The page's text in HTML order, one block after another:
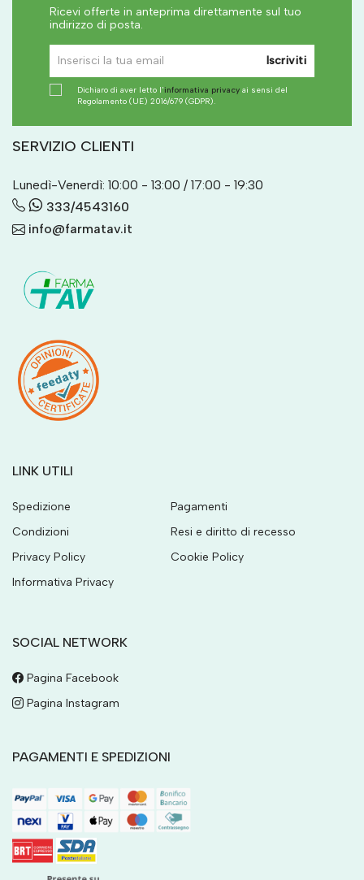
Ricevi offerte in anteprima direttamente sul tuo
indirizzo di posta.
Iscriviti
Dichiaro di aver letto l'informativa privacy ai sensi del
Regolamento (UE) 2016/679 (GDPR).
SERVIZIO CLIENTI
Lunedì-Venerdì: 10:00 - 13:00 / 17:00 - 19:30
333/4543160
info@farmatav.it
LINK UTILI
Spedizione
Pagamenti
Condizioni
Resi e diritto di recesso
Privacy Policy
Cookie Policy
Informativa Privacy
SOCIAL NETWORK
Pagina Facebook
Pagina Instagram
PAGAMENTI E SPEDIZIONI